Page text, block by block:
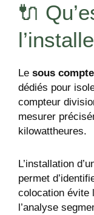
🔌
Le sous
dédiés pour
compteur
mesurer
kilowattheures.
L’installation
permet
colocation évite
l’analyse